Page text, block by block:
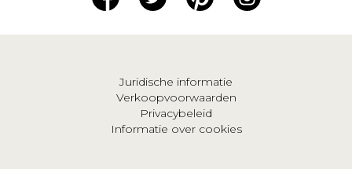
Juridische informatie
Verkoopvoorwaarden
Privacybeleid
Informatie over cookies